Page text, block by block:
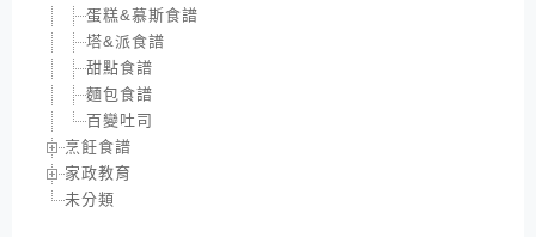
蛋糕&慕斯食譜
塔&派食譜
甜點食譜
麵包食譜
百變吐司
烹飪食譜
家政教育
未分類